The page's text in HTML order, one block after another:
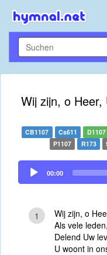
Wij zijn, o
CB1107 Cs611 D1107
P1107
R173
Audio
Player
00:00
1
Wij zijn, o
Als vele
Delend Uw
U woont in